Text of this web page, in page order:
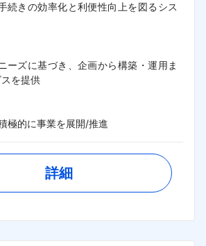
続きの効率化と利便性向上を図るシス
ーズに基づき、企画から構築・運用ま
を提供
極的に事業を展開/推進
詳細